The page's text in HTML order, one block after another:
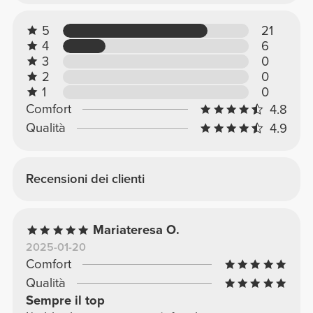
5
21
4
6
3
0
2
0
1
0
Comfort
4.8
Qualità
4.9
Recensioni dei clienti
Mariateresa O.
2025-01-20
Comfort
Qualità
Sempre il top